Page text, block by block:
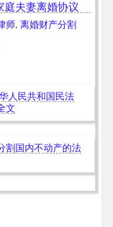
庭夫妻离婚协议
师, 离婚财产分割
人民共和国民法
文
割国内不动产的法